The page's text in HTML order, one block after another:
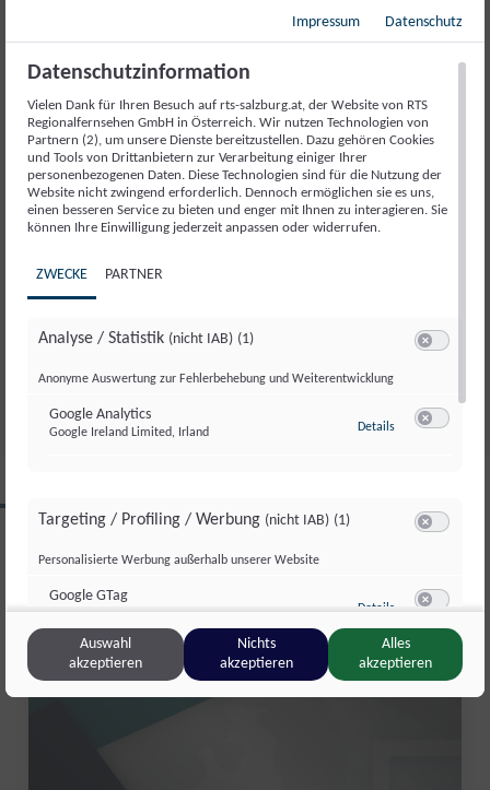
SALZBURG KOMPAKT 27.07.2026
Mo., 27. Juli. 2026 // 180
CLIPS AUS DIESER REGION
Salzburg kompakt
Impressum Datenschutz
Datenschutzinformation
Vielen Dank für Ihren Besuch auf rts-salzburg.at, der Website von RTS
Regionalfernsehen GmbH in Österreich. Wir nutzen Technologien von
Partnern (2), um unsere Dienste bereitzustellen. Dazu gehören Cookies
und Tools von Drittanbietern zur Verarbeitung einiger Ihrer
personenbezogenen Daten. Diese Technologien sind für die Nutzung der
Website nicht zwingend erforderlich. Dennoch ermöglichen sie es uns,
einen besseren Service zu bieten und enger mit Ihnen zu interagieren. Sie
können Ihre Einwilligung jederzeit anpassen oder widerrufen.
ZWECKE PARTNER
Analyse / Statistik (nicht IAB) (1)
Anonyme Auswertung zur Fehlerbehebung und Weiterentwicklung
Google Analytics
Google Ireland Limited, Irland Details zu Google
Targeting / Profiling / Werbung (nicht IAB) (1)
Personalisierte Werbung außerhalb unserer Website
Google GTag
Google Ireland Limited, Irland Details zu Google GTag
Sonstige Inhalte(nicht IAB) (2)
Auswahl
akzeptieren
Nichts
akzeptieren
Alles
akzeptieren